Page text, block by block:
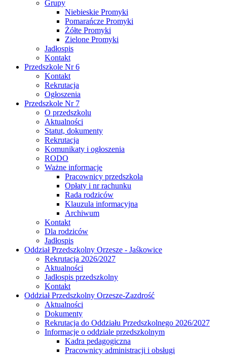
Grupy
Niebieskie Promyki
Pomarańcze Promyki
Żółte Promyki
Zielone Promyki
Jadłospis
Kontakt
Przedszkole Nr 6
Kontakt
Rekrutacja
Ogłoszenia
Przedszkole Nr 7
O przedszkolu
Aktualności
Statut, dokumenty
Rekrutacja
Komunikaty i ogłoszenia
RODO
Ważne informacje
Pracownicy przedszkola
Opłaty i nr rachunku
Rada rodziców
Klauzula informacyjna
Archiwum
Kontakt
Dla rodziców
Jadłospis
Oddział Przedszkolny Orzesze - Jaśkowice
Rekrutacja 2026/2027
Aktualności
Jadłospis przedszkolny
Kontakt
Oddział Przedszkolny Orzesze-Zazdrość
Aktualności
Dokumenty
Rekrutacja do Oddziału Przedszkolnego 2026/2027
Informacje o oddziale przedszkolnym
Kadra pedagogiczna
Pracownicy administracji i obsługi